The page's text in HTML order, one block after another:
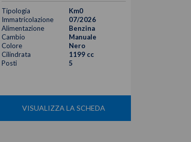
Tipologia
Km0
Immatricolazione
07/2026
Alimentazione
Benzina
Cambio
Manuale
Colore
Nero
Cilindrata
1199 cc
Posti
5
VISUALIZZA LA SCHEDA